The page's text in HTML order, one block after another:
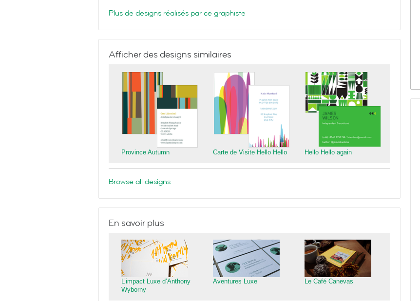
Plus de designs réalisés par ce graphiste
Afficher des designs similaires
Province Autumn Carte de Visite Hello Hello Hello Hello again
Browse all designs
En savoir plus
L’impact Luxe d’Anthony
Wyborny
Aventures Luxe Le Café Canevas